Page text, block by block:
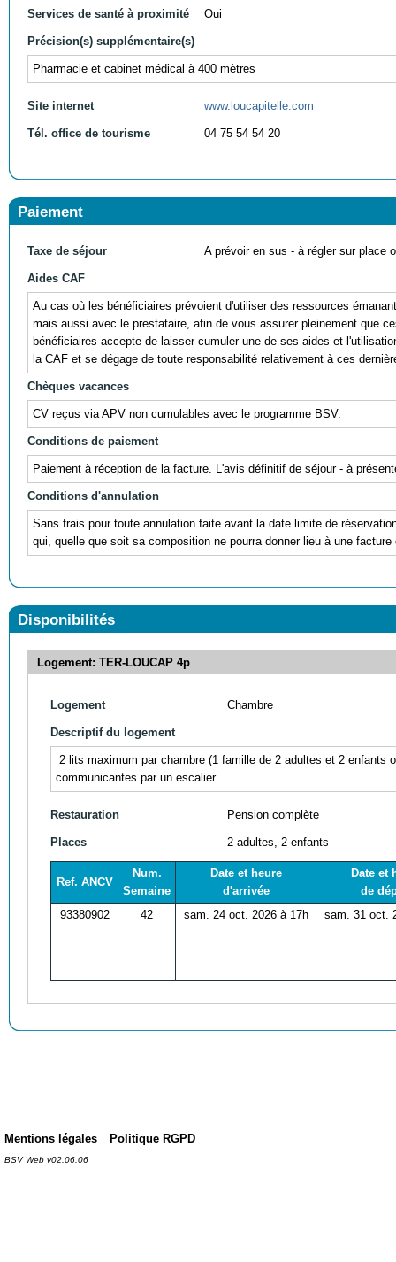
Services de santé à proximité Oui
Précision(s) supplémentaire(s)
Pharmacie et cabinet médical à 400 mètres
Site internet www.loucapitelle.com
Tél. office de tourisme 04 75 54 54 20
Paiement
Taxe de séjour A prévoir en sus - à régler sur place
Aides CAF
Au cas où les bénéficiaires prévoient d'utiliser des ressources
mais aussi avec le prestataire, afin de vous assurer pleinement que
bénéficiaires accepte de laisser cumuler une de ses aides et
la CAF et se dégage de toute responsabilité relativement à ces
Chèques vacances
CV reçus via APV non cumulables avec le programme BSV.
Conditions de paiement
Paiement à réception de la facture. L'avis définitif de séjour - à
Conditions d'annulation
Sans frais pour toute annulation faite avant la date limite de
qui, quelle que soit sa composition ne pourra donner lieu à une
Disponibilités
Logement: TER-LOUCAP 4p
Logement Chambre
Descriptif du logement
2 lits maximum par chambre (1 famille de 2 adultes et 2
communicantes par un escalier
Restauration Pension complète
Places 2 adultes, 2 enfants
Ref. ANCV
Num.
Semaine
Date et heure
d'arrivée
Date et
de
93380902
42 sam. 24 oct. 2026 à 17h sam. 31 oct.
Mentions légales Politique RGPD
BSV Web v02.06.06